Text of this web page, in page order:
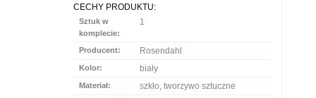
CECHY PRODUKTU:
Sztuk w
komplecie:
1
Producent: Rosendahl
Kolor: biały
Materiał: szkło, tworzywo sztuczne